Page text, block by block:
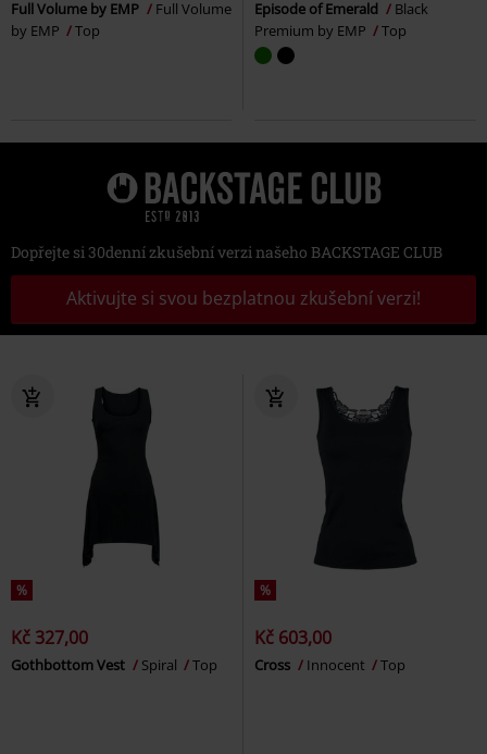
Full Volume by EMP
Full Volume
by EMP
Top
Episode of Emerald
Black
Premium by EMP
Top
Dopřejte si 30denní zkušební verzi našeho BACKSTAGE CLUB
Aktivujte si svou bezplatnou zkušební verzi!
%
Kč 327,00
Gothbottom Vest Spiral Top
%
Kč 603,00
Cross Innocent Top